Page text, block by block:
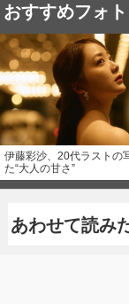
おすすめフォト
伊藤彩沙、20代ラストの
た“大人の甘さ”
あわせて読み